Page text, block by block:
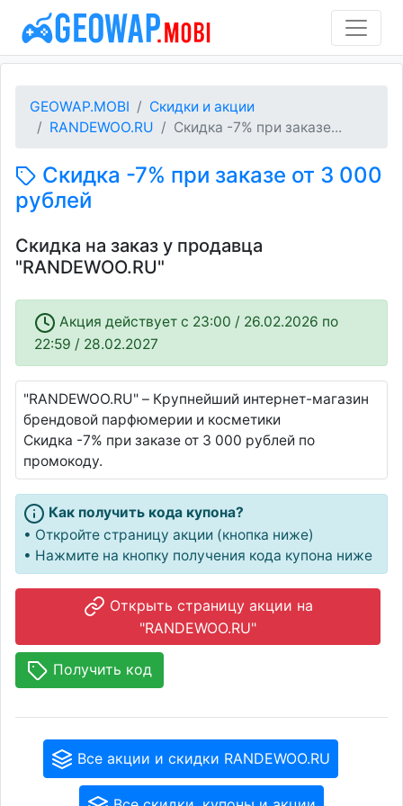
GEOWAP.MOBI
Скидки и акции
RANDEWOO.RU
Скидка -7% при заказе...
Скидка -7% при заказе от 3 000
рублей
Скидка на заказ у продавца
"RANDEWOO.RU"
Акция действует c 23:00 / 26.02.2026 по
22:59 / 28.02.2027
"RANDEWOO.RU" – Крупнейший интернет-магазин
брендовой парфюмерии и косметики
Скидка -7% при заказе от 3 000 рублей по
промокоду.
Как получить кода купона?
• Откройте страницу акции (кнопка ниже)
• Нажмите на кнопку получения кода купона ниже
Открыть страницу акции на
"RANDEWOO.RU"
Получить код
Все акции и скидки RANDEWOO.RU